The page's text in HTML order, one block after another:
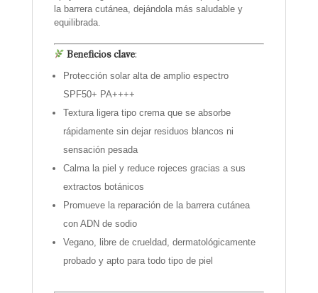
la barrera cutánea, dejándola más saludable y
equilibrada.
Beneficios clave:
Protección solar alta de amplio espectro
SPF50+ PA++++
Textura ligera tipo crema que se absorbe
rápidamente sin dejar residuos blancos ni
sensación pesada
Calma la piel y reduce rojeces gracias a sus
extractos botánicos
Promueve la reparación de la barrera cutánea
con ADN de sodio
Vegano, libre de crueldad, dermatológicamente
probado y apto para todo tipo de piel